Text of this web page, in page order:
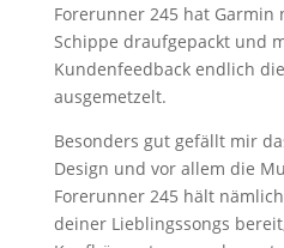
Forerunner 245 hat
Schippe draufgepackt und
Kundenfeedback endlich
ausgemetzelt.
Besonders gut gefällt mir
Design und vor allem die
Forerunner 245 hält
deiner Lieblingssongs